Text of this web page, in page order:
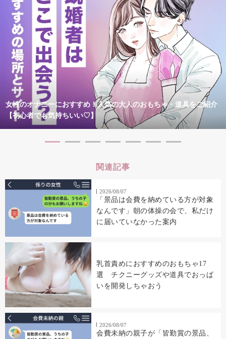
女性のオナニーにおすすめ！人気の大人のおもちゃ・道具をご紹介
【初心者でも気持ちいい♡】
関連記事
2026/08/07
「景品は会費を納めている方が対象
なんです」朝の体操の会で、私だけ
に届いていなかった案内
乳首責めにおすすめのおもちゃ17
選 チクニーグッズや道具でおっぱ
いを開発しちゃおう
2026/08/07
会費未納の親子が「皆勤賞の景品、